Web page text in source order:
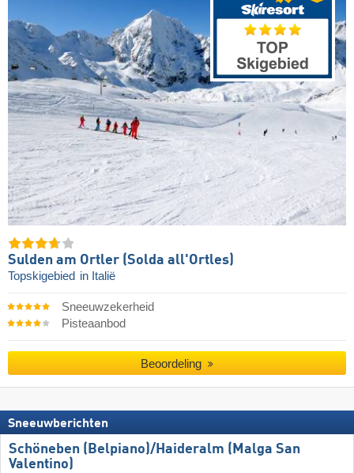
Sulden am Ortler (Solda all'Ortles)
Topskigebied in Italië
Sneeuwzekerheid
Pisteaanbod
Beoordeling
Sneeuwberichten
Schöneben (Belpiano)/​Haideralm (Malga San
Valentino)